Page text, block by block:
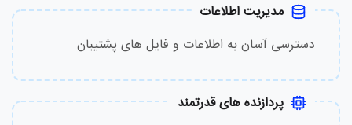
مدیریت اطلاعات
دسترسی آسان به اطلاعات و فایل های پشتیبان
پردازنده های قدرتمند